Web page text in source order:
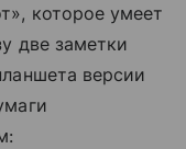
которое умеет
две заметки
версии